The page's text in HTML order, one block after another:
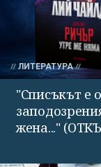
ЛИТЕРАТУРА
"Списъкът е
жена..."